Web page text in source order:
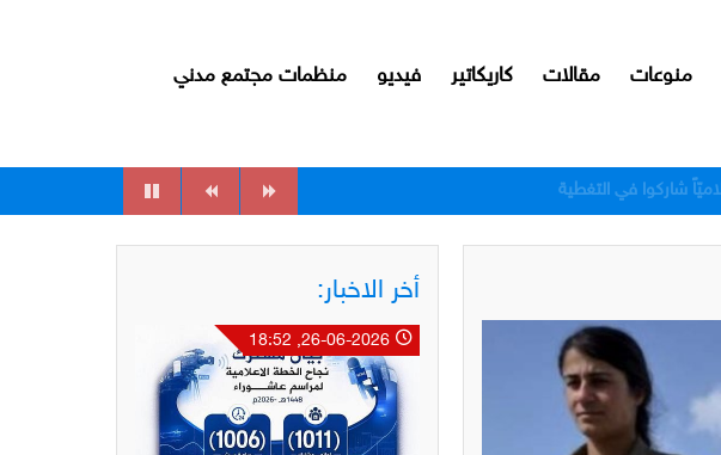
منوعات مقالات كاريكاتير فيديو منظمات مجتمع مدني
أخر الاخبار: